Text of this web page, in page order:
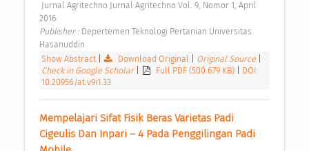
2016
Publisher : Depertemen Teknologi Pertanian Universitas
Hasanuddin
Show Abstract
Download Original Original Source
Check in Google Scholar
Full PDF (500.679 KB)
DOI:
10.20956/at.v9i1.33
Mempelajari Sifat Fisik Beras Varietas Padi
Cigeulis Dan Inpari – 4 Pada Penggilingan Padi